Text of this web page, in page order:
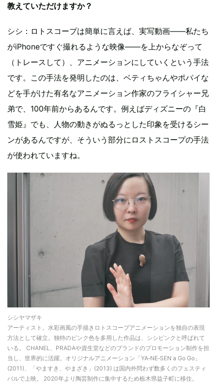
教えていただけますか？
シシ：ロトスコープは簡単に言えば、実写動画——私たち
がiPhoneですぐ撮れるような映像——を上からなぞって
（トレースして）、アニメーションにしていくという手法
です。この手法を発明したのは、ベティちゃんやポパイな
どを手がけた有名なアニメーション作家のフライシャー兄
弟で、100年前からあるんです。例えばディズニーの『白
雪姫』でも、人物の動きがぬるっとした印象を受けるシー
ンがあるんですが、そういう部分にロストスコープの手法
が使われていますね。
シシヤマザキ
アーティスト。水彩画風の手描きロトスコープアニメーションを独自の表現
方法として確立。独特のピンク色を多用した作品は、シシピンクと呼ばれて
いる。 CHANEL、PRADAや資生堂などのブランドのプロモーション制作を担
当し、世界的に活躍。オリジナルアニメーション「YA‐NE‐SEN a Go Go」
(2011)、「やますき、やまざき」(2013) は国内外問わず数多くのフェスティ
バルで上映。 2020年より陶芸制作に集中するため栃木県益子町に移住。